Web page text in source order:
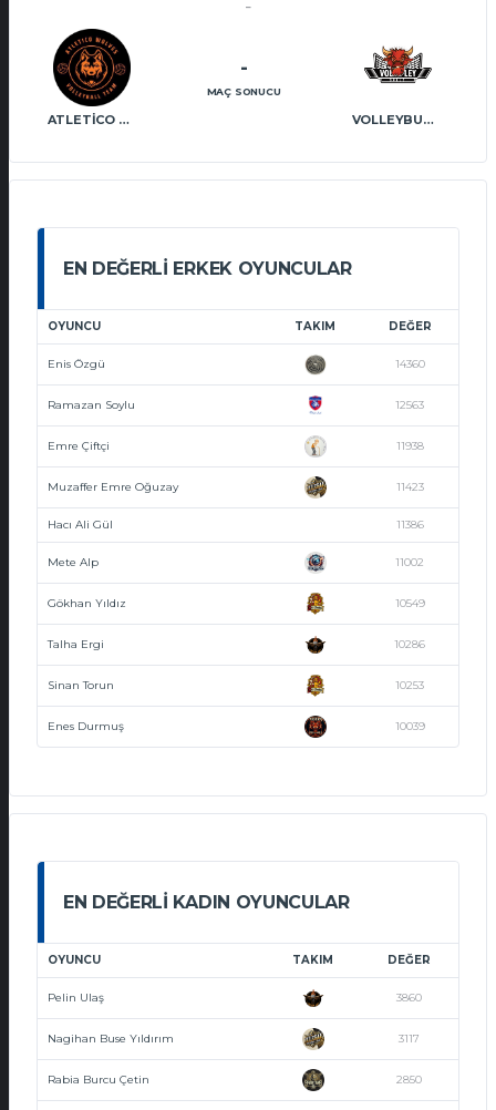
ATLETICO WOLVES VT VOLLEYBULLS VT
-
MAÇ SONUCU
EN DEĞERLI ERKEK OYUNCULAR
OYUNCU TAKIM DEĞER
Enis Özgü 14360
Ramazan Soylu 12563
Emre Çiftçi 11938
Muzaffer Emre Oğuzay 11423
Hacı Ali Gül 11386
Mete Alp 11002
Gökhan Yıldız 10549
Talha Ergi 10286
Sinan Torun 10253
Enes Durmuş 10039
EN DEĞERLI KADIN OYUNCULAR
OYUNCU TAKIM DEĞER
Pelin Ulaş 3860
Nagihan Buse Yıldırım 3117
Rabia Burcu Çetin 2850